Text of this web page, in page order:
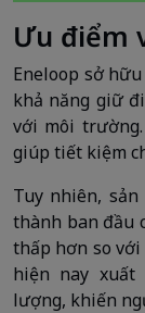
Ưu điểm
Eneloop sở
khả năng giữ
với môi
giúp tiết kiệm
Tuy nhiên,
thành ban đầu
thấp hơn so
hiện nay xuất
lượng, khiến